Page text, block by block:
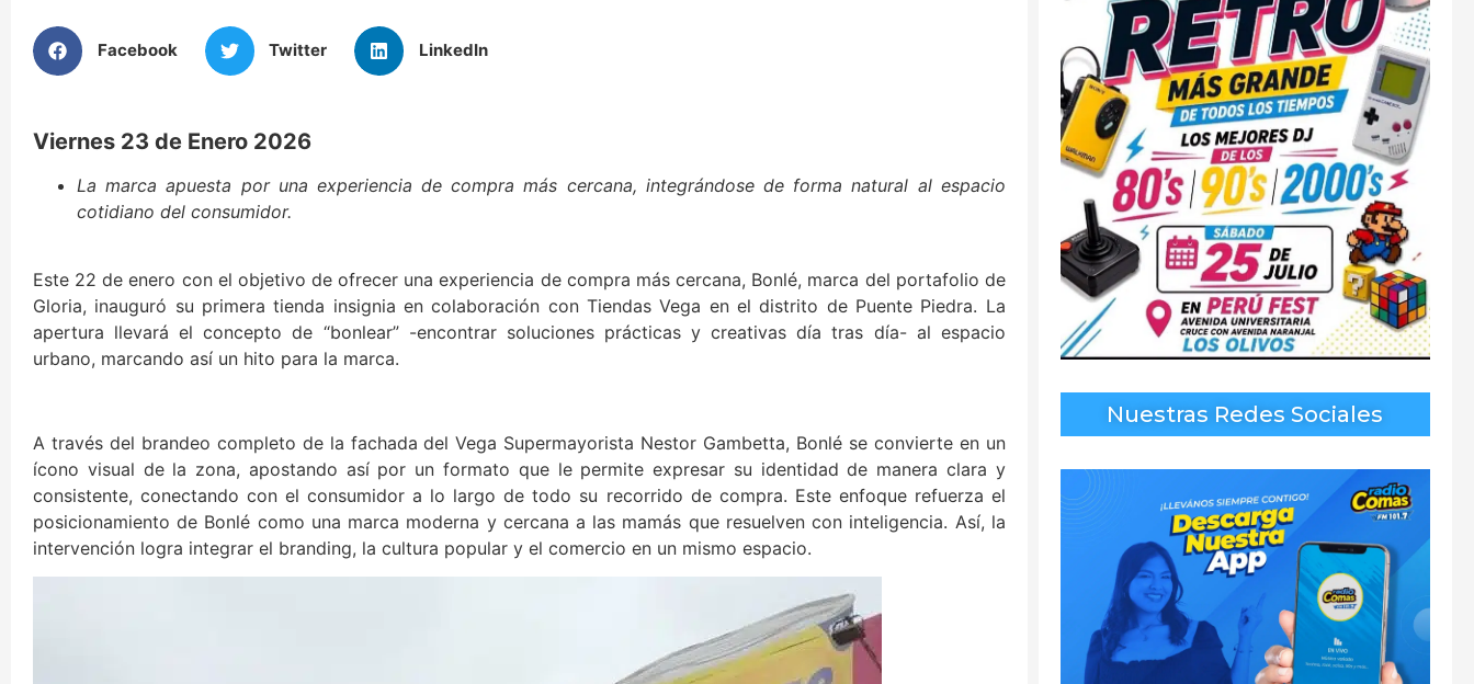
Facebook Twitter LinkedIn
Viernes 23 de Enero 2026
La marca apuesta por una experiencia de compra más cercana, integrándose de forma natural al espacio
cotidiano del consumidor.
Este 22 de enero con el objetivo de ofrecer una experiencia de compra más cercana, Bonlé, marca del portafolio de
Gloria, inauguró su primera tienda insignia en colaboración con Tiendas Vega en el distrito de Puente Piedra. La
apertura llevará el concepto de “bonlear” -encontrar soluciones prácticas y creativas día tras día- al espacio
urbano, marcando así un hito para la marca.
A través del brandeo completo de la fachada del Vega Supermayorista Nestor Gambetta, Bonlé se convierte en un
ícono visual de la zona, apostando así por un formato que le permite expresar su identidad de manera clara y
consistente, conectando con el consumidor a lo largo de todo su recorrido de compra. Este enfoque refuerza el
posicionamiento de Bonlé como una marca moderna y cercana a las mamás que resuelven con inteligencia. Así, la
intervención logra integrar el branding, la cultura popular y el comercio en un mismo espacio.
Nuestras Redes Sociales